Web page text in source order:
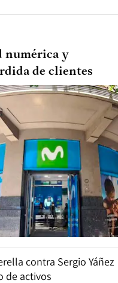
numérica y
de clientes
contra Sergio Yáñez
de activos